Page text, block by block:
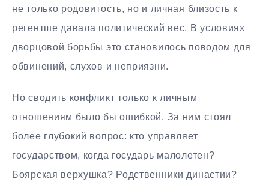
не только родовитость, но и личная близость к
регентше давала политический вес. В условиях
дворцовой борьбы это становилось поводом для
обвинений, слухов и неприязни.
Но сводить конфликт только к личным
отношениям было бы ошибкой. За ним стоял
более глубокий вопрос: кто управляет
государством, когда государь малолетен?
Боярская верхушка? Родственники династии?